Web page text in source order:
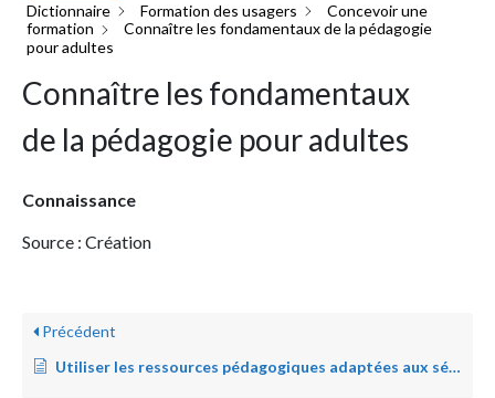
Dictionnaire
Formation des usagers
Concevoir une
formation
Connaître les fondamentaux de la pédagogie
pour adultes
Connaître les fondamentaux
de la pédagogie pour adultes
Connaissance
Source : Création
Précédent
Utiliser les ressources pédagogiques adaptées aux séances de formation